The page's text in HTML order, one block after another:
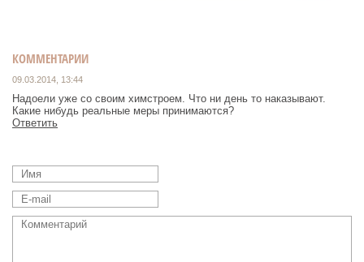
КОММЕНТАРИИ
09.03.2014, 13:44
Надоели уже со своим химстроем. Что ни день то наказывают.
Какие нибудь реальные меры принимаются?
Ответить